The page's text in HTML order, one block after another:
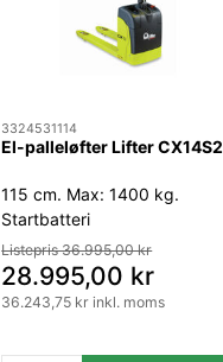
3324531114
El-palleløfter Lifter CX14S2
115 cm. Max: 1400 kg.
Startbatteri
Listepris 36.995,00 kr
28.995,00 kr
36.243,75 kr inkl. moms